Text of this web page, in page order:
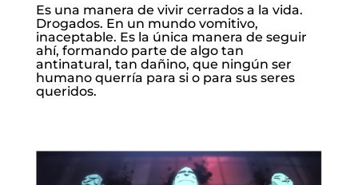
Es una manera de vivir cerrados a la vida.
Drogados. En un mundo vomitivo,
inaceptable. Es la única manera de seguir
ahí, formando parte de algo tan
antinatural, tan dañino, que ningún ser
humano querría para si o para sus seres
queridos.